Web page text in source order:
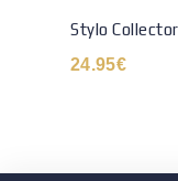
Stylo
24.95€